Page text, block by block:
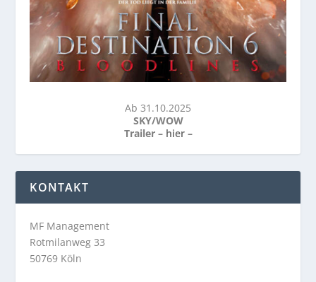
Ab 31.10.2025
SKY/WOW
Trailer – hier –
KONTAKT
MF Management
Rotmilanweg 33
50769 Köln